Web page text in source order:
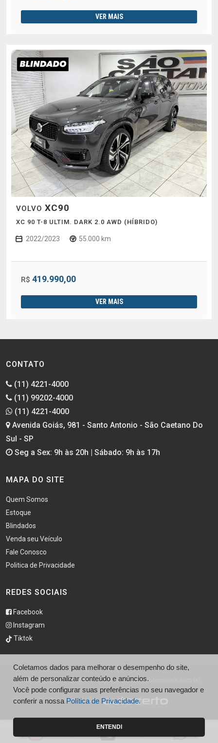
VER MAIS
VOLVO XC90
XC 90 T-8 ULTIM. DARK 2.0 AWD (HÍBRIDO)
2022/2023 55.000 km
R$ 419.990,00
VER MAIS
CONTATO
(11) 4221-4000
(11) 99202-4000
(11) 4221-4000
Avenida Goiás, 981 - Santo Antonio - São Caetano Do
Sul - SP
Seg a Sex: 9h às 20h | Sábado: 9h às 17h
MAPA DO SITE
Quem Somos
Estoque
Blindados
Venda seu Veículo
Fale Conosco
Politica de Privacidade
REDES SOCIAIS
Facebook
Instagram
Tiktok
© São Caetano Automóveis - http://saocaetanoautomoveis.com.br/
Desenvolvido por
Coletamos dados para melhorar o desempenho do site,
além de personalizar conteúdo e anúncios.
Você pode configurar suas preferências no seu navegador e
conferir a nossa Política de Privacidade.
ENTENDI